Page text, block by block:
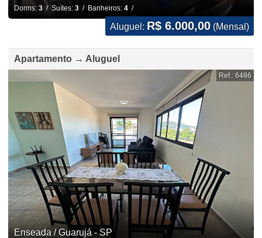
Dorms: 3/ Suítes: 3/ Banheiros: 4/
Aluguel: R$ 6.000,00 (Mensal)
Apartamento → Aluguel
Ref.: 6486
Enseada / Guarujá - SP